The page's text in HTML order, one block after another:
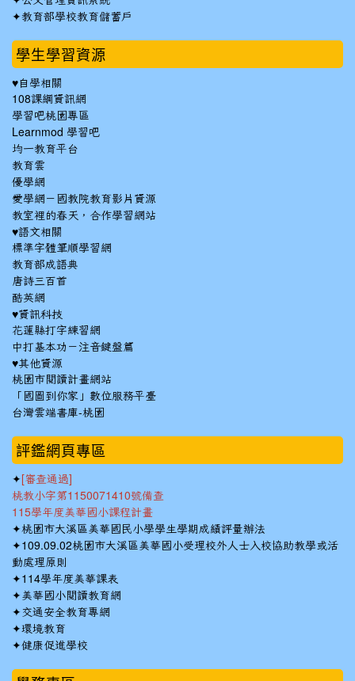
✦教育部學校教育儲蓄戶
學生學習資源
♥自學相關
108課綱資訊網
學習吧桃園專區
Learnmod 學習吧
均一教育平台
教育雲
優學網
愛學網－國教院教育影片資源
教室裡的春天，合作學習網站
♥語文相關
標準字體筆順學習網
教育部成語典
唐詩三百首
酷英網
♥資訊科技
花蓮縣打字練習網
中打基本功－注音鍵盤篇
♥其他資源
桃園市閱讀計畫網站
「國圖到你家」數位服務平臺
台灣雲端書庫-桃園
::: 評鑑網頁專區
✦ [審查通過]
桃教小字第1150071410號備查
115學年度美華國小課程計畫
✦桃園市大溪區美華國民小學學生學期成績評量辦法
✦109.09.02桃園市大溪區美華國小受理校外人士入校協助教學或活
動處理原則
✦114學年度美華課表
✦美華國小閱讀教育網
✦ 交通安全教育專網
✦環境教育
✦健康促進學校